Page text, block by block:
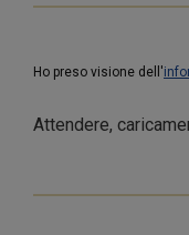
Ho preso visione dell'
Attendere,